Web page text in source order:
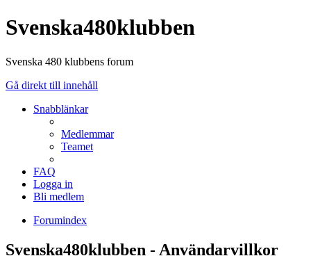
Svenska480klubben
Svenska 480 klubbens forum
Gå direkt till innehåll
Snabblänkar
Medlemmar
Teamet
FAQ
Logga in
Bli medlem
Forumindex
Svenska480klubben - Användarvillkor